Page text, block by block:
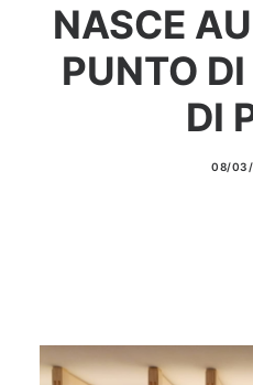
CAMERA WORK
AULA BLU
MOSTRE E WORKSHOP
NASCE
PUNTO
DI
08/03/